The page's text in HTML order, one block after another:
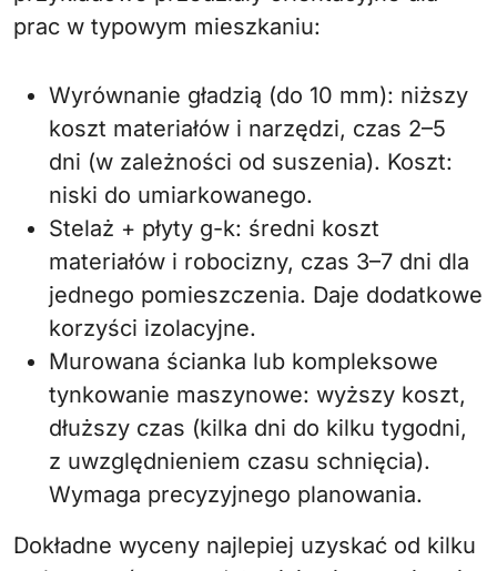
prac w typowym mieszkaniu:
Wyrównanie gładzią (do 10 mm): niższy
koszt materiałów i narzędzi, czas 2–5
dni (w zależności od suszenia). Koszt:
niski do umiarkowanego.
Stelaż + płyty g-k: średni koszt
materiałów i robocizny, czas 3–7 dni dla
jednego pomieszczenia. Daje dodatkowe
korzyści izolacyjne.
Murowana ścianka lub kompleksowe
tynkowanie maszynowe: wyższy koszt,
dłuższy czas (kilka dni do kilku tygodni,
z uwzględnieniem czasu schnięcia).
Wymaga precyzyjnego planowania.
Dokładne wyceny najlepiej uzyskać od kilku